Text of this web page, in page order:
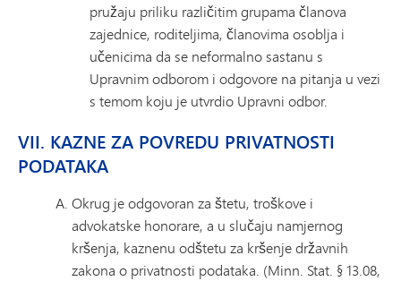
pružaju priliku različitim grupama članova
zajednice, roditeljima, članovima osoblja i
učenicima da se neformalno sastanu s
Upravnim odborom i odgovore na pitanja u vezi
s temom koju je utvrdio Upravni odbor.
VII. KAZNE ZA POVREDU PRIVATNOSTI
PODATAKA
Okrug je odgovoran za štetu, troškove i
advokatske honorare, a u slučaju namjernog
kršenja, kaznenu odštetu za kršenje državnih
zakona o privatnosti podataka. (Minn. Stat. § 13.08,